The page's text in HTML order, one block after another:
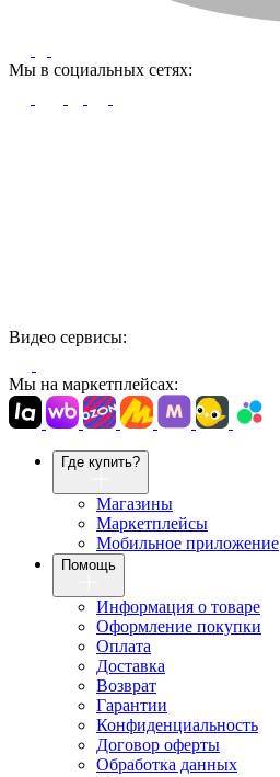
Мы в социальных сетях:
Видео сервисы:
Мы на маркетплейсах:
Где купить?
Магазины
Маркетплейсы
Мобильное приложение
Помощь
Информация о товаре
Оформление покупки
Оплата
Доставка
Возврат
Гарантии
Конфиденциальность
Договор оферты
Обработка данных